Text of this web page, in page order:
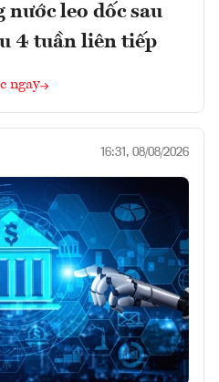
nước leo dốc sau
4 tuần liên tiếp
ngay
16:31, 08/08/2026